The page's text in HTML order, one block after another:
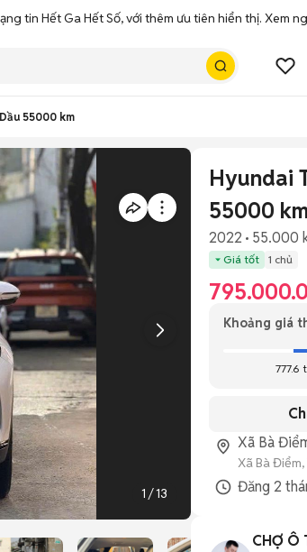
tin Hết Ga Hết Số, với thêm ưu tiên hiển thị. Xem
55000 km
Hyundai
55000
2022 55.000
Giá tốt 1 chủ
Khoảng giá
777.6
Xã Bà
Xã Bà Điểm,
Đăng 2
CHỢ Ô
1 /13